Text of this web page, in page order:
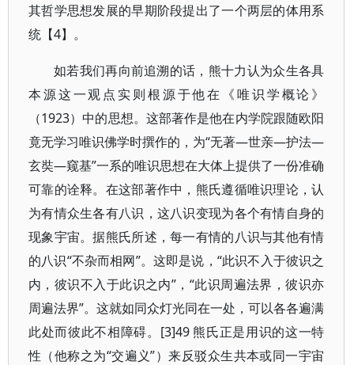
其哲学思想发展的早期阶段提出了一个两层的体用系
统【4】。
如若我们再向前追溯的话，熊十力认为众生各具
本源这一观点实则根源于他在《唯识学概论》
（1923）中的思想。这部著作是他在内学院跟随欧阳
竟无学习唯识佛学时撰作的，为“无著—世亲—护法—
玄奘—窥基”一系的唯识思想在大体上提供了一份准确
可靠的诠释。在这部著作中，熊氏遵循唯识理论，认
为有情众生各有八识，这八识变现为各个有情自身的
现象宇宙。据熊氏所述，每一有情的八识与其他有情
的八识“不杂而相网”。这即是说，“此识不入于彼识之
内，彼识不入于此识之内”，“此识周遍法界，彼识亦
周遍法界”。这就如同众灯光同在一处，可以各各遍满
此处而彼此不相障碍。[3]49 熊氏正是用识的这一特
性（他称之为“交遍义”）来反驳众生共本或同一宇宙